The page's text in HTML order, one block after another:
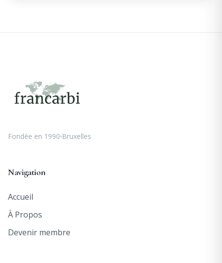
Fondée en 1990 Bruxelles
Navigation
Accueil
À Propos
Devenir membre